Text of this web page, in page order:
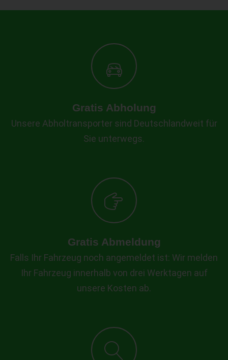
Gratis Abholung
Unsere Abholtransporter sind Deutschlandweit für
Sie unterwegs.
Gratis Abmeldung
Falls Ihr Fahrzeug noch angemeldet ist: Wir melden
Ihr Fahrzeug innerhalb von drei Werktagen auf
unsere Kosten ab.